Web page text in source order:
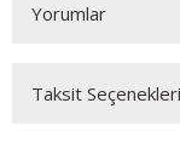
Yorumlar
Taksit Seçenekleri